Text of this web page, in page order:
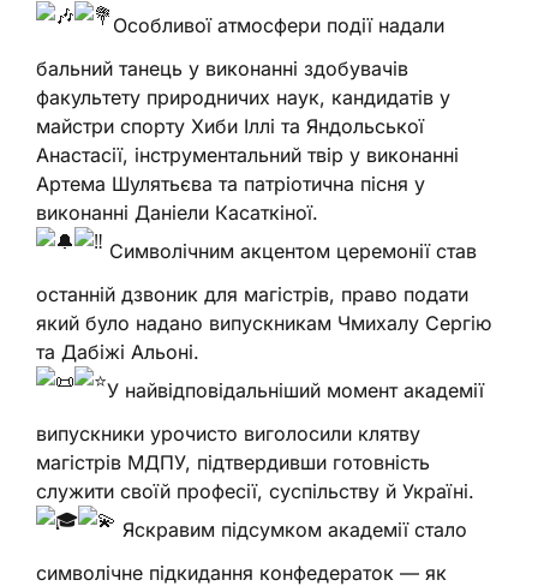
Особливої атмосфери події надали
бальний танець у виконанні здобувачів
факультету природничих наук, кандидатів у
майстри спорту Хиби Іллі та Яндольської
Анастасії, інструментальний твір у виконанні
Артема Шулятьєва та патріотична пісня у
виконанні Даніели Касаткіної.
Символічним акцентом церемонії став
останній дзвоник для магістрів, право подати
який було надано випускникам Чмихалу Сергію
та Дабіжі Альоні.
У найвідповідальніший момент академії
випускники урочисто виголосили клятву
магістрів МДПУ, підтвердивши готовність
служити своїй професії, суспільству й Україні.
Яскравим підсумком академії стало
символічне підкидання конфедераток — як